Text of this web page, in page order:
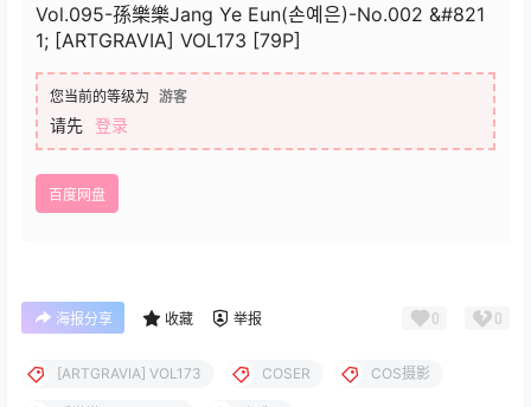
Vol.095-孫樂樂Jang Ye Eun(손예은)-No.002 &#821
1; [ARTGRAVIA] VOL173 [79P]
您当前的等级为 游客
请先 登录
百度网盘
海报分享 收藏 举报 0 0
[ARTGRAVIA] VOL173 COSER COS摄影